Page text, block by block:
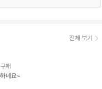
전체 보기
매
네요~